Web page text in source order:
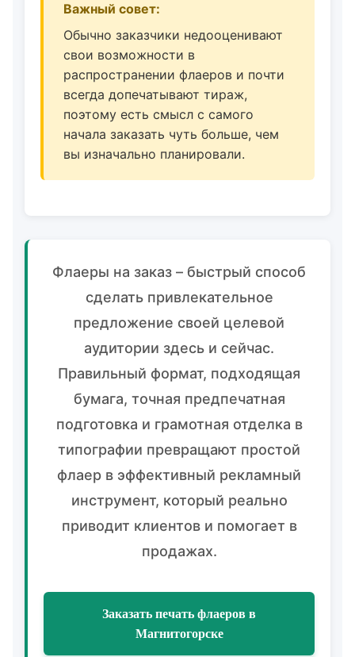
Важный совет:
Обычно заказчики недооценивают
свои возможности в
распространении флаеров и почти
всегда допечатывают тираж,
поэтому есть смысл с самого
начала заказать чуть больше, чем
вы изначально планировали.
Флаеры на заказ – быстрый способ
сделать привлекательное
предложение своей целевой
аудитории здесь и сейчас.
Правильный формат, подходящая
бумага, точная предпечатная
подготовка и грамотная отделка в
типографии превращают простой
флаер в эффективный рекламный
инструмент, который реально
приводит клиентов и помогает в
продажах.
Заказать печать флаеров в
Магнитогорске